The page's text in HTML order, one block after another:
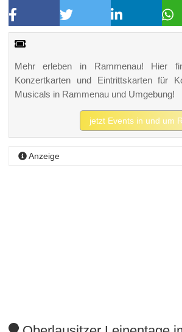
Mehr erleben in Rammenau! Hier
Konzertkarten und Eintrittskarten für
Musicals in Rammenau und Umgebung!
jetzt Events in und um
Anzeige